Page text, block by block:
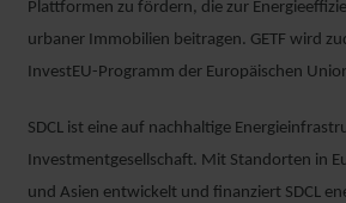
Plattformen zu fördern, die zur
urbaner Immobilien beitragen. GETF wird
InvestEU-Programm der Europäischen
SDCL ist eine auf nachhaltige
Investmentgesellschaft. Mit Standorten in
und Asien entwickelt und finanziert SDCL